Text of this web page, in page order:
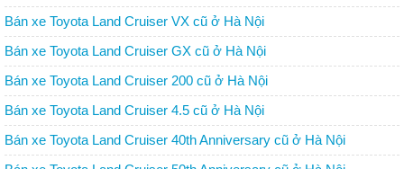
Bán xe Toyota Land Cruiser VX cũ ở Hà Nội
Bán xe Toyota Land Cruiser GX cũ ở Hà Nội
Bán xe Toyota Land Cruiser 200 cũ ở Hà Nội
Bán xe Toyota Land Cruiser 4.5 cũ ở Hà Nội
Bán xe Toyota Land Cruiser 40th Anniversary cũ ở Hà Nội